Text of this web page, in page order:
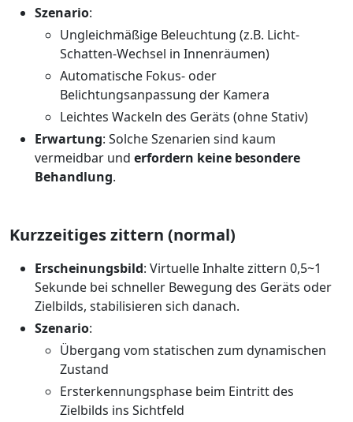
Szenario:
Ungleichmäßige Beleuchtung (z.B. Licht-
Schatten-Wechsel in Innenräumen)
Automatische Fokus- oder
Belichtungsanpassung der Kamera
Leichtes Wackeln des Geräts (ohne Stativ)
Erwartung: Solche Szenarien sind kaum
vermeidbar und erfordern keine besondere
Behandlung.
Kurzzeitiges zittern (normal)
Erscheinungsbild: Virtuelle Inhalte zittern 0,5~1
Sekunde bei schneller Bewegung des Geräts oder
Zielbilds, stabilisieren sich danach.
Szenario:
Übergang vom statischen zum dynamischen
Zustand
Ersterkennungsphase beim Eintritt des
Zielbilds ins Sichtfeld